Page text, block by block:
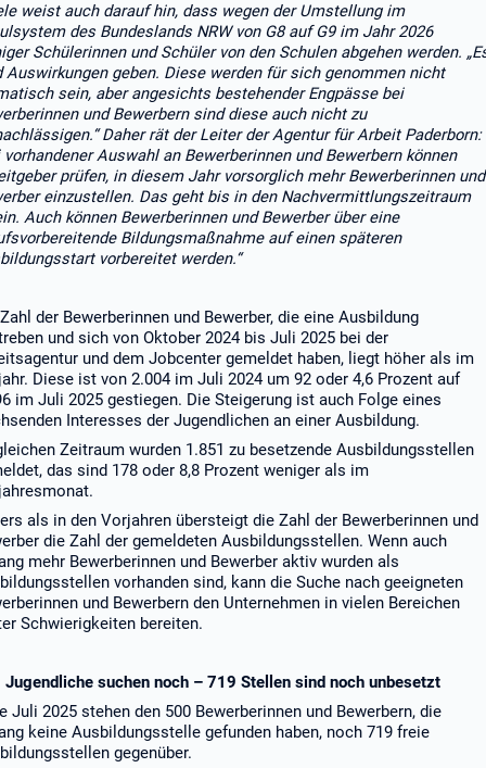
weist auch darauf hin, dass wegen der Umstellung im
des Bundeslands NRW von G8 auf G9 im Jahr 2026
Schülerinnen und Schüler von den Schulen abgehen werden.
Auswirkungen geben. Diese werden für sich genommen nicht
sein, aber angesichts bestehender Engpässe bei
und Bewerbern sind diese auch nicht zu
Daher rät der Leiter der Agentur für Arbeit Paderborn:
vorhandener Auswahl an Bewerberinnen und Bewerbern können
prüfen, in diesem Jahr vorsorglich mehr Bewerberinnen und
einzustellen. Das geht bis in den Nachvermittlungszeitraum
Auch können Bewerberinnen und Bewerber über eine
Bildungsmaßnahme auf einen späteren
vorbereitet werden.“
der Bewerberinnen und Bewerber, die eine Ausbildung
und sich von Oktober 2024 bis Juli 2025 bei der
und dem Jobcenter gemeldet haben, liegt höher als im
Diese ist von 2.004 im Juli 2024 um 92 oder 4,6 Prozent auf
im Juli 2025 gestiegen. Die Steigerung ist auch Folge eines
Interesses der Jugendlichen an einer Ausbildung.
Zeitraum wurden 1.851 zu besetzende Ausbildungsstellen
das sind 178 oder 8,8 Prozent weniger als im
als in den Vorjahren übersteigt die Zahl der Bewerberinnen und
die Zahl der gemeldeten Ausbildungsstellen. Wenn auch
mehr Bewerberinnen und Bewerber aktiv wurden als
vorhanden sind, kann die Suche nach geeigneten
und Bewerbern den Unternehmen in vielen Bereichen
Schwierigkeiten bereiten.
Jugendliche suchen noch – 719 Stellen sind noch unbesetzt
Juli 2025 stehen den 500 Bewerberinnen und Bewerbern, die
keine Ausbildungsstelle gefunden haben, noch 719 freie
gegenüber.